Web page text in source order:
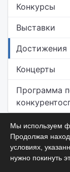
Конкурсы
Выставки
Достижения
Концерты
Программа
Мы используем
Продолжая
условиях,
нужно покинуть